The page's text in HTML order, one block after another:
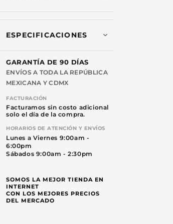
ESPECIFICACIONES
GARANTÍA DE 90 DÍAS
ENVÍOS A TODA LA REPÚBLICA
MEXICANA Y CDMX
FACTURACIÓN
Facturamos sin costo adicional
solo el día de la compra.
HORARIOS DE ATENCIÓN Y ENVÍOS
Lunes a Viernes 9:00am -
6:00pm
Sábados 9:00am - 2:30pm
SOMOS LA MEJOR TIENDA EN
INTERNET
CON LOS MEJORES PRECIOS
DEL MERCADO